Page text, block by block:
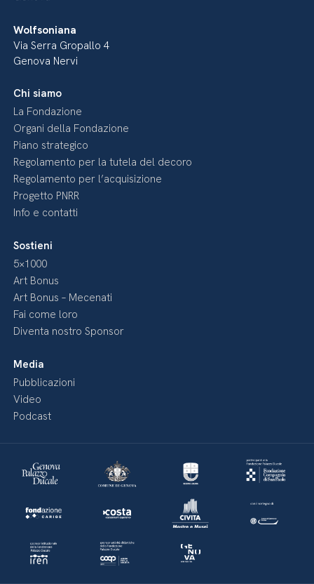
Wolfsoniana
Via Serra Gropallo 4
Genova Nervi
Chi siamo
La Fondazione
Organi della Fondazione
Piano strategico
Regolamento per la tutela del decoro
Regolamento per l’acquisizione
Progetto PNRR
Info e contatti
Sostieni
5×1000
Art Bonus
Art Bonus – Mecenati
Fai come loro
Diventa nostro Sponsor
Media
Pubblicazioni
Video
Podcast